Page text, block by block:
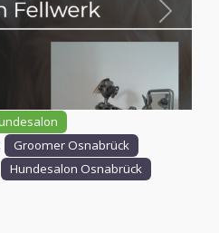
Groomer Osnabrück
Hundesalon Osnabrück